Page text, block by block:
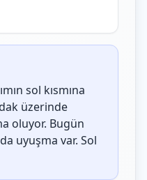
sol kısmına
üzerinde
oluyor. Bugün
uyuşma var. Sol